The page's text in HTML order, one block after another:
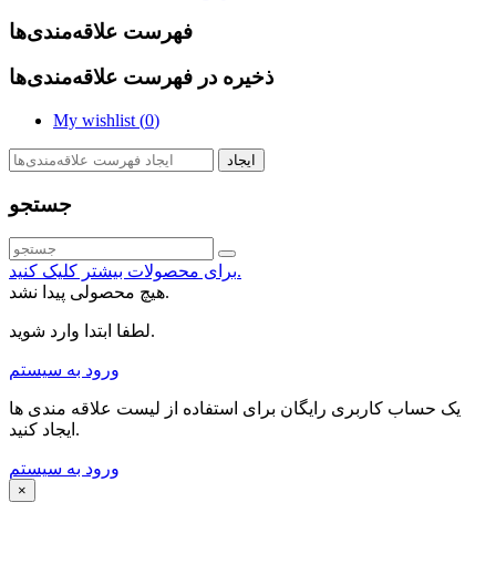
فهرست علاقه‌مندی‌ها
ذخیره در فهرست علاقه‌مندی‌ها
My wishlist (0)
ایجاد
جستجو
برای محصولات بیشتر کلیک کنید.
هیچ محصولی پیدا نشد.
لطفا ابتدا وارد شوید.
ورود به سیستم
یک حساب کاربری رایگان برای استفاده از لیست علاقه مندی ها
ایجاد کنید.
ورود به سیستم
×